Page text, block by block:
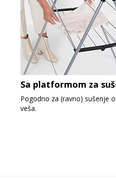
Sa platformom za
Pogodno za (ravno) sušenje
veša.